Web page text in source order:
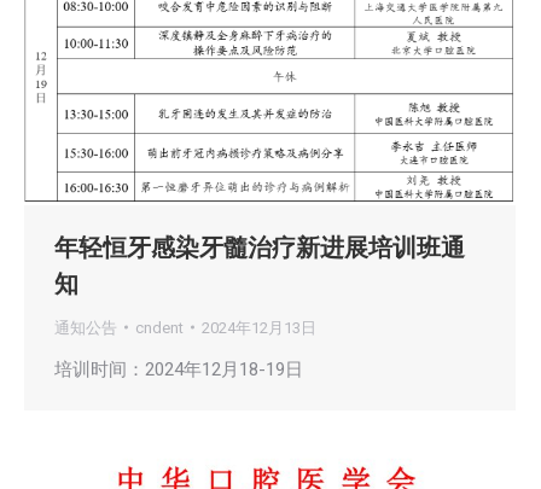
年轻恒牙感染牙髓治疗新进展培训班通
知
通知公告 cndent 2024年12月13日
培训时间：2024年12月18-19日